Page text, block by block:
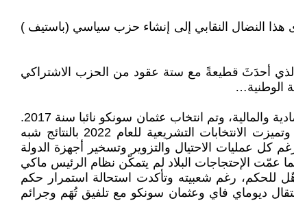
مفتشي الضرائب ومن مؤسسي أول اتحاد نقابي لموظفي الضرائب برئاسة عثمان سونكو سنة 2005. وأدّى هذا النضال النقابي إلى إنشاء حزب سياسي (باستيف )
وُلد بعد فترة طويلة من الاستقلال السياسي للسنغال سنة 1960 ويُمثلان الجيل الذي أحدَثَ قطيعةً مع ستة عقود من الحزب الاشتراكي
تأسّس باستيف بعد إقالة عثمان سونكو من الوظيفة العمومية سنة 2016، بسبب الكشف عن الفضائح العقارية والفضائح الاقتصادية والمالية، وتم انتخاب عثمان سونكو نائبا سنة 2017.
واحتل سونكو المركز الثالث من أصل خمسة مرشحين بحوالي 16% من الأصوات، خلال الإنتخابات الرئاسية لسنة 2019، وتميزت الانتخابات التشريعية للعام 2022 بالنتائج شبه
المشترك الذي يقوده الباستف بشكل أساسي والذي حاز 82 نائبا، والائتلاف الحاكم الذي نال 83 نائبا، رغم كل عمليات الاحتيال والتزوير وتسخير أجهزة الدولة
عمّت الإحتجاجات البلاد لم يتمكّن نظام الرئيس ماكي
رغم شعبيته وتأكدت استحالة استمرار حكم
ديوماي فاي وعثمان سونكو مع تلفيق تُهَم وجرائم